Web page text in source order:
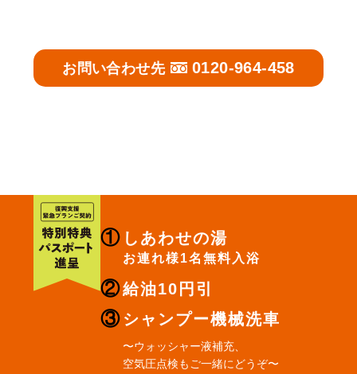
お問い合わせ先 0120-964-458
しあわせの湯
お連れ様1名無料入浴
給油10円引
シャンプー機械洗車
〜ウォッシャー液補充、
空気圧点検もご一緒にどうぞ〜